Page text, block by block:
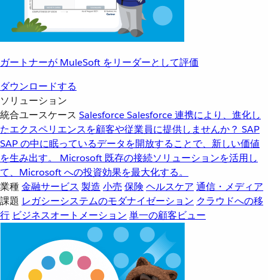
ガートナーが MuleSoft をリーダーとして評価
ダウンロードする
ソリューション
統合ユースケース SalesforceSalesforce 連携により、進化し
たエクスペリエンスを顧客や従業員に提供しませんか？ SAP
SAP の中に眠っているデータを開放することで、新しい価値
を生み出す。
Microsoft 既存の接続ソリューションを活用し
て、Microsoft への投資効果を最大化する。
業種金融サービス 製造 小売 保険 ヘルスケア 通信・メディア
課題 レガシーシステムのモダナイゼーション クラウドへの移
行 ビジネスオートメーション 単一の顧客ビュー